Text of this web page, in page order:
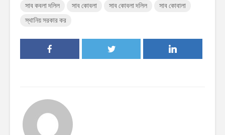
সাব কবলা দলিল
সাব কোবলা সাব কোবলা দলিল
সাব কোবালা
স্থানিয় সরকার কর